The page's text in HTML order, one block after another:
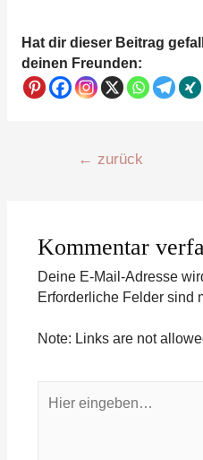
Hat dir dieser Beitrag
deinen Freunden:
Beitragsnavigation
← zurück
Kommentar
Deine E-Mail-Adresse
Erforderliche Felder sind
Note: Links are not
eingeben…